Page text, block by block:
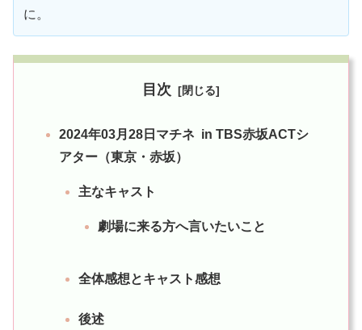
に。
目次
2024年03月28日マチネ in TBS赤坂ACTシ
アター（東京・赤坂）
主なキャスト
劇場に来る方へ言いたいこと
全体感想とキャスト感想
後述